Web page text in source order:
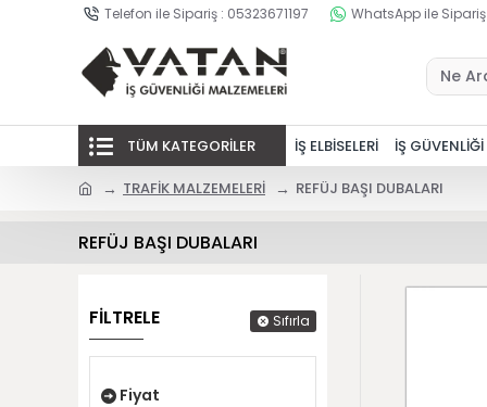
Telefon ile Sipariş : 05323671197 WhatsApp ile Sipariş
TÜM KATEGORİLER İŞ ELBİSELERİ İŞ
TRAFİK MALZEMELERİ REFÜJ BAŞI DUBALARI
REFÜJ BAŞI DUBALARI
FİLTRELE Sıfırla
Fiyat